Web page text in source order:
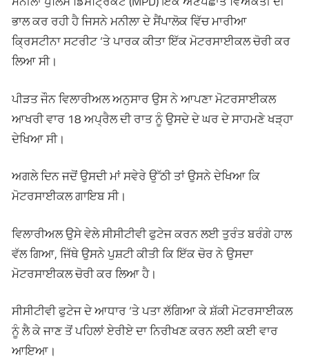
ਭਾਲ ਕਰ ਰਹੀ ਹੈ ਜਿਸਨੇ ਮਨੀਲਾ ਦੇ ਸੈਂਪਾਲੋਕ ਵਿੱਚ ਮਾਰੀਆ
ਕ੍ਰਿਸਟੀਨਾ ਸਟਰੀਟ ‘ਤੇ ਪਾਰਕ ਕੀਤਾ ਇੱਕ ਮੋਟਰਸਾਈਕਲ ਚੋਰੀ ਕਰ
ਲਿਆ ਸੀ।
ਪੀੜਤ ਜੌਨ ਵਿਲਾਰੀਅਲ ਅਨੁਸਾਰ ਉਸ ਨੇ ਆਪਣਾ ਮੋਟਰਸਾਈਕਲ
ਆਖਰੀ ਵਾਰ 18 ਅਪ੍ਰੈਲ ਦੀ ਰਾਤ ਨੂੰ ਉਸਦੇ ਦੇ ਘਰ ਦੇ ਸਾਹਮਣੇ ਖੜ੍ਹਾ
ਦੇਖਿਆ ਸੀ।
ਅਗਲੇ ਦਿਨ ਜਦੋਂ ਉਸਦੀ ਮਾਂ ਸਵੇਰੇ ਉੱਠੀ ਤਾਂ ਉਸਨੇ ਦੇਖਿਆ ਕਿ
ਮੋਟਰਸਾਈਕਲ ਗਾਇਬ ਸੀ।
ਵਿਲਾਰੀਅਲ ਉਸੇ ਵੇਲੇ ਸੀਸੀਟੀਵੀ ਫੁਟੇਜ ਕਰਨ ਲਈ ਤੁਰੰਤ ਬਰੰਗੇ ਹਾਲ
ਵੱਲ ਗਿਆ, ਜਿੱਥੇ ਉਸਨੇ ਪੁਸ਼ਟੀ ਕੀਤੀ ਕਿ ਇੱਕ ਚੋਰ ਨੇ ਉਸਦਾ
ਮੋਟਰਸਾਈਕਲ ਚੋਰੀ ਕਰ ਲਿਆ ਹੈ।
ਸੀਸੀਟੀਵੀ ਫੁਟੇਜ ਦੇ ਆਧਾਰ ‘ਤੇ ਪਤਾ ਲੱਗਿਆ ਕੇ ਸ਼ੱਕੀ ਮੋਟਰਸਾਈਕਲ
ਨੂੰ ਲੈ ਕੇ ਜਾਣ ਤੋਂ ਪਹਿਲਾਂ ਏਰੀਏ ਦਾ ਨਿਰੀਖਣ ਕਰਨ ਲਈ ਕਈ ਵਾਰ
ਆਇਆ।